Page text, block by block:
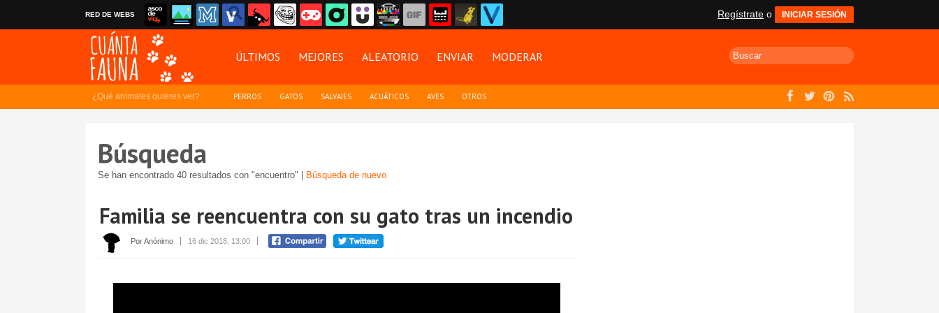
RED DE WEBS Regístrate o INICIAR SESIÓN
ÚLTIMOS MEJORES ALEATORIO ENVIAR MODERAR
¿Qué animales quieres ver? PERROS GATOS SALVAJES ACUÁTICOS AVES OTROS
Búsqueda
Se han encontrado 40 resultados con "encuentro" | Búsqueda de nuevo
Familia se reencuentra con su gato tras un incendio
Por Anónimo 16 dic 2018, 13:00